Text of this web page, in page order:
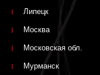
Липецк
Москва
Московская обл.
Мурманск